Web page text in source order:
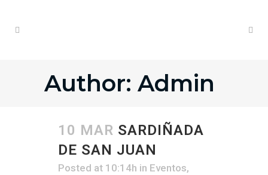
Author: Admin
10 MAR SARDIÑADA
DE SAN JUAN
Posted at 10:14h in Eventos,